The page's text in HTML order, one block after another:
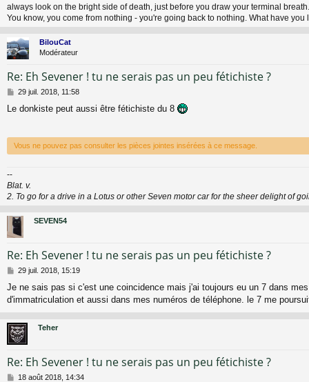
always look on the bright side of death, just before you draw your terminal
You know, you come from nothing - you're going back to nothing. What have you
BilouCat
Modérateur
Re: Eh Sevener ! tu ne serais pas un peu fétichiste ?
M
s
g
e
29 juil. 2018, 11:58
Le donkiste peut aussi être fétichiste du 8
Vous ne pouvez pas consulter les pièces jointes insérées à ce message.
--
Blat. v.
2. To go for a drive in a Lotus or other Seven motor car for the sheer delight of
SEVEN54
Re: Eh Sevener ! tu ne serais pas un peu fétichiste ?
M
s
s
g
e
29 juil. 2018, 15:19
Je ne sais pas si c'est une coincidence mais j'ai toujours eu un 7 dans
d'immatriculation et aussi dans mes numéros de téléphone. le 7 me
Teher
Re: Eh Sevener ! tu ne serais pas un peu fétichiste ?
M18 août 2018, 14:34